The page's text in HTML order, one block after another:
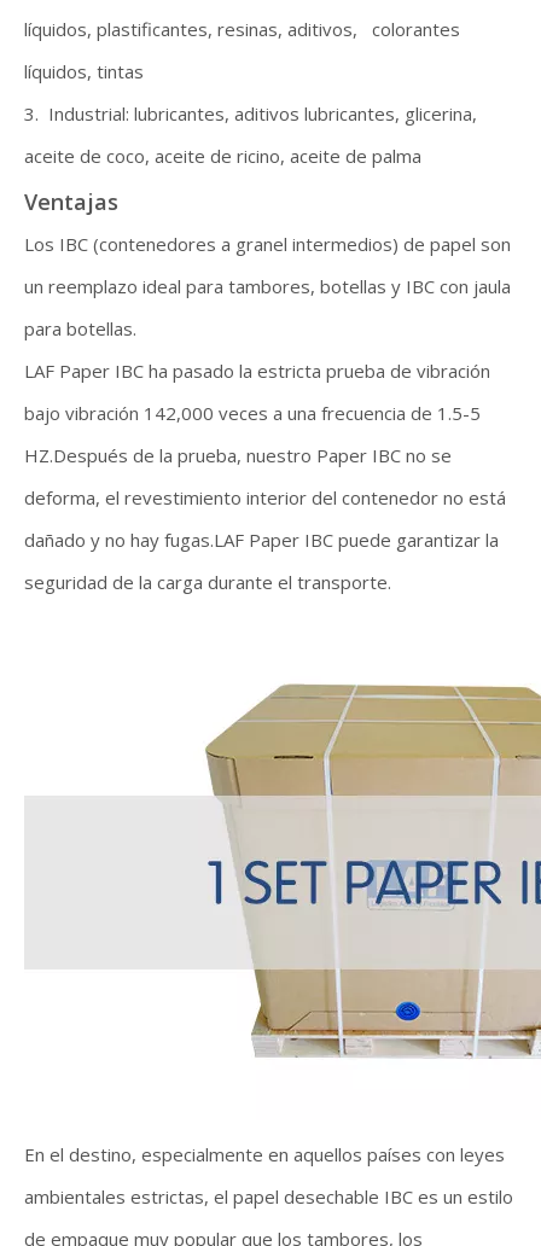
líquidos, plastificantes, resinas, aditivos, colorantes
líquidos, tintas
3. Industrial: lubricantes, aditivos lubricantes, glicerina,
aceite de coco, aceite de ricino, aceite de palma
Ventajas
Los IBC (contenedores a granel intermedios) de papel son
un reemplazo ideal para tambores, botellas y IBC con jaula
para botellas.
LAF Paper IBC ha pasado la estricta prueba de vibración
bajo vibración 142,000 veces a una frecuencia de 1.5-5
HZ.Después de la prueba, nuestro Paper IBC no se
deforma, el revestimiento interior del contenedor no está
dañado y no hay fugas.LAF Paper IBC puede garantizar la
seguridad de la carga durante el transporte.
En el destino, especialmente en aquellos países con leyes
ambientales estrictas, el papel desechable IBC es un estilo
de empaque muy popular que los tambores, los